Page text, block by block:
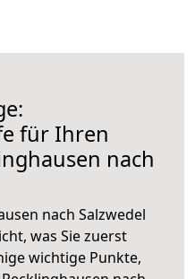
für Ihren
nach
nach Salzwedel
was Sie zuerst
wichtige Punkte,